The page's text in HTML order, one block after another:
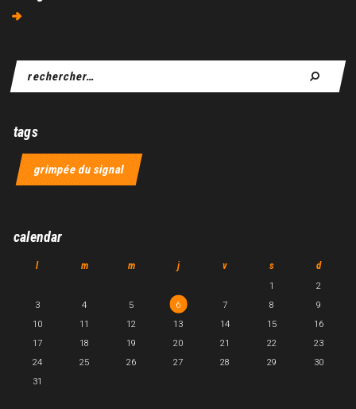
tags
grimpée du signal
calendar
l m m j v s d
1
2
3
4 5 6 7 8
9
10
11 12 13 14 15
16
17
18 19 20 21 22
23
24
25 26 27 28 29
30
31